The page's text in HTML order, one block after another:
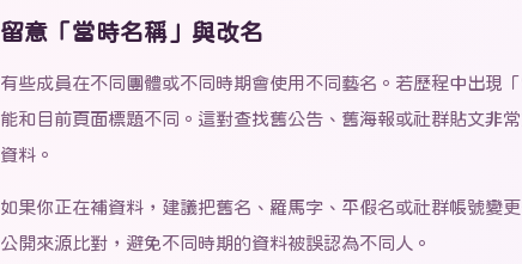
留意「當時名稱」與改名
有些成員在不同團體或不同時期會使用不同藝名。若歷程中出現
能和目前頁面標題不同。這對查找舊公告、舊海報或社群貼文非
資料。
如果你正在補資料，建議把舊名、羅馬字、平假名或社群帳號變
公開來源比對，避免不同時期的資料被誤認為不同人。